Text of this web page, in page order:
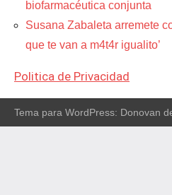
biofarmacéutica conjunta
Susana Zabaleta arremete
que te van a m4t4r igualito’
Politica de Privacidad
Tema para WordPress: Donovan